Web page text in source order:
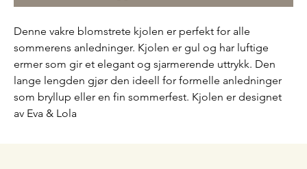
Denne vakre blomstrete kjolen er perfekt for alle
sommerens anledninger. Kjolen er gul og har luftige
ermer som gir et elegant og sjarmerende uttrykk. Den
lange lengden gjør den ideell for formelle anledninger
som bryllup eller en fin sommerfest. Kjolen er designet
av Eva & Lola